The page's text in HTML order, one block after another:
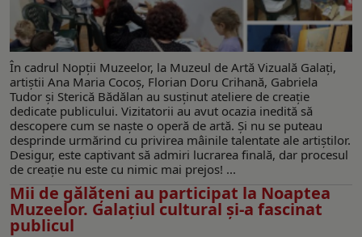
În cadrul Nopții Muzeelor, la Muzeul de Artă Vizuală Galați,
artiștii Ana Maria Cocoș, Florian Doru Crihană, Gabriela
Tudor şi Sterică Bădălan au susţinut ateliere de creație
dedicate publicului. Vizitatorii au avut ocazia inedită să
descopere cum se naşte o operă de artă. Şi nu se puteau
desprinde urmărind cu privirea mâinile talentate ale artiştilor.
Desigur, este captivant să admiri lucrarea finală, dar procesul
de creaţie nu este cu nimic mai prejos! ...
Mii de gălăţeni au participat la Noaptea
Muzeelor. Galaţiul cultural şi-a fascinat
publicul